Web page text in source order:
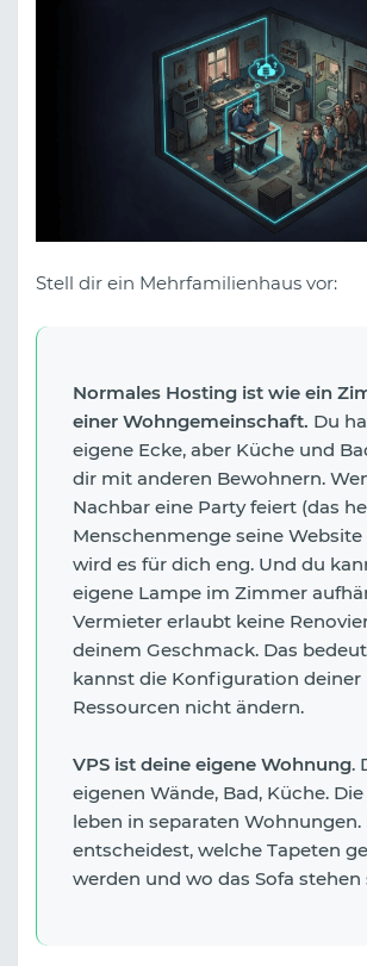
Stell dir ein Mehrfamilienhaus vor:
Normales Hosting ist wie ein
einer Wohngemeinschaft. Du
eigene Ecke, aber Küche und
dir mit anderen Bewohnern.
Nachbar eine Party feiert (das
Menschenmenge seine
wird es für dich eng. Und du
eigene Lampe im Zimmer
Vermieter erlaubt keine
deinem Geschmack. Das
kannst die Konfiguration deiner
Ressourcen nicht ändern.
VPS ist deine eigene Wohnung.
eigenen Wände, Bad, Küche.
leben in separaten Wohnungen.
entscheidest, welche Tapeten
werden und wo das Sofa stehen